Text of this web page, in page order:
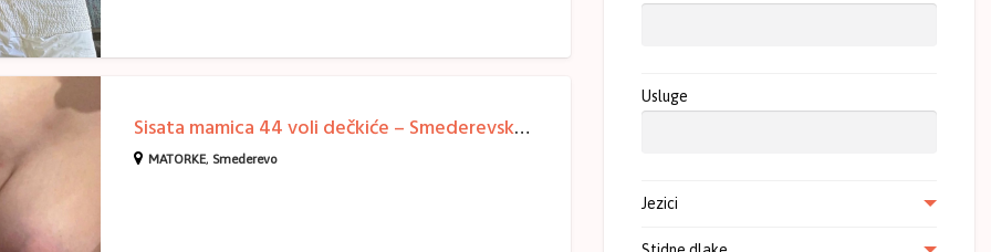
Sisata mamica 44 voli dečkiće – Smederevska Palanka
MATORKE, Smederevo
Usluge
Jezici